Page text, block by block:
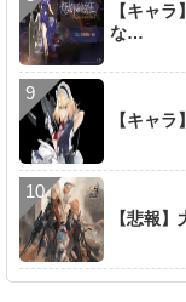
【キャ
な…
【キャ
【悲報